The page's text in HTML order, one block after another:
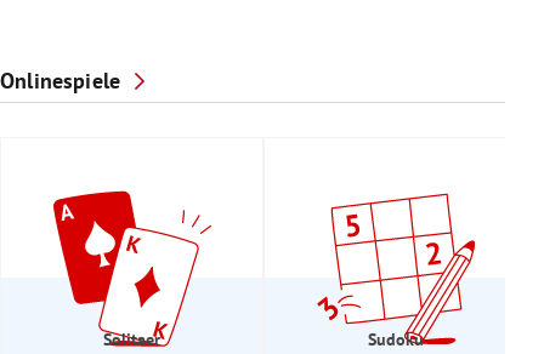
Onlinespiele
Solitaer Sudoku